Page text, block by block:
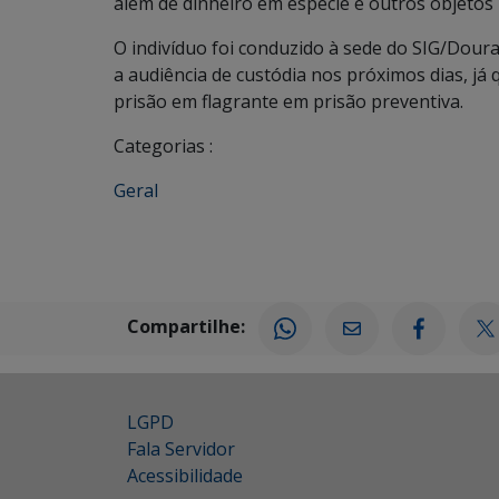
O indivíduo foi conduzido à sede do SIG/
a audiência de custódia nos próximos dias,
prisão em flagrante em prisão preventiva.
Categorias :
Geral
Compartilhe:
LGPD
Fala Servidor
Acessibilidade